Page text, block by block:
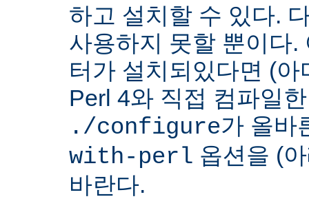
하고 설치할 수 있다.
사용하지 못할 뿐이다.
터가 설치되있다면 (
Perl 4와 직접 컴파일
./configure가 올바
with-perl 옵션을 (
바란다.